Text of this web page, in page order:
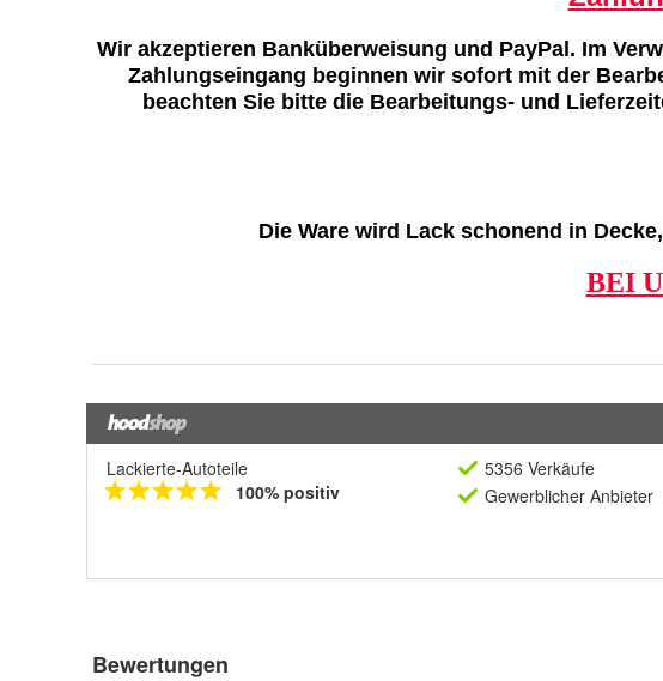
Lackierte-Autoteile
100% positiv
5356 Verkäufe
Gewerblicher Anbieter
Bewertungen